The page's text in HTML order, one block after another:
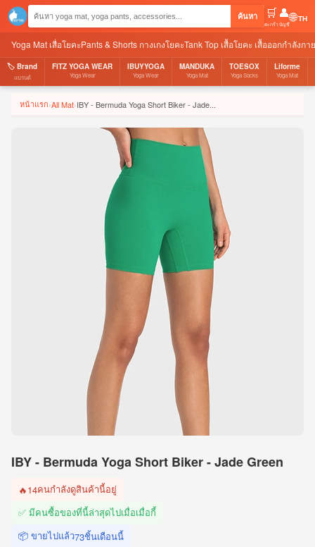
ค้นหา 🛒
ตะกร้า
👤
บัญชี🌐
Yoga Mat เสื่อโยคะPants & Shorts กางเกงโยคะTank Top เสื้อโยคะ เสื้อออกกำลังก
🏷️ Brand
แบรนด์
FITZ YOGA WEAR
Yoga Wear
IBUYYOGA
Yoga Wear
MANDUKA
Yoga Mat
TOESOX
Yoga Socks
Liforme
Yoga Mat
หน้าแรก›All Mat›IBY - Bermuda Yoga Short Biker - Jade...
IBY - Bermuda Yoga Short Biker - Jade Green
🔥14คนกำลังดูสินค้านี้อยู่
✅ มีคนซื้อของที่นี้ล่าสุดไปเมื่อเมื่อกี้
📦 ขายไปแล้ว73ชิ้นเดือนนี้